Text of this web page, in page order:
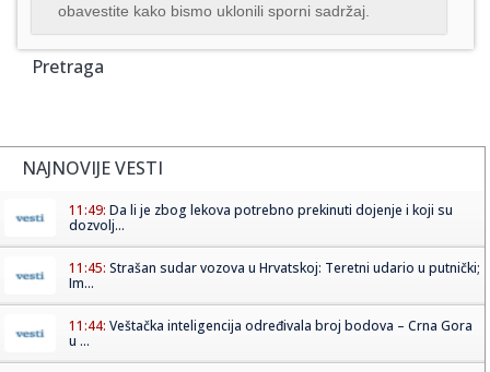
obavestite kako bismo uklonili sporni sadržaj.
Pretraga
NAJNOVIJE VESTI
11:49: Da li je zbog lekova potrebno prekinuti dojenje i koji su
dozvolj...
11:45: Strašan sudar vozova u Hrvatskoj: Teretni udario u putnički;
Im...
11:44: Veštačka inteligencija određivala broj bodova – Crna Gora
u ...